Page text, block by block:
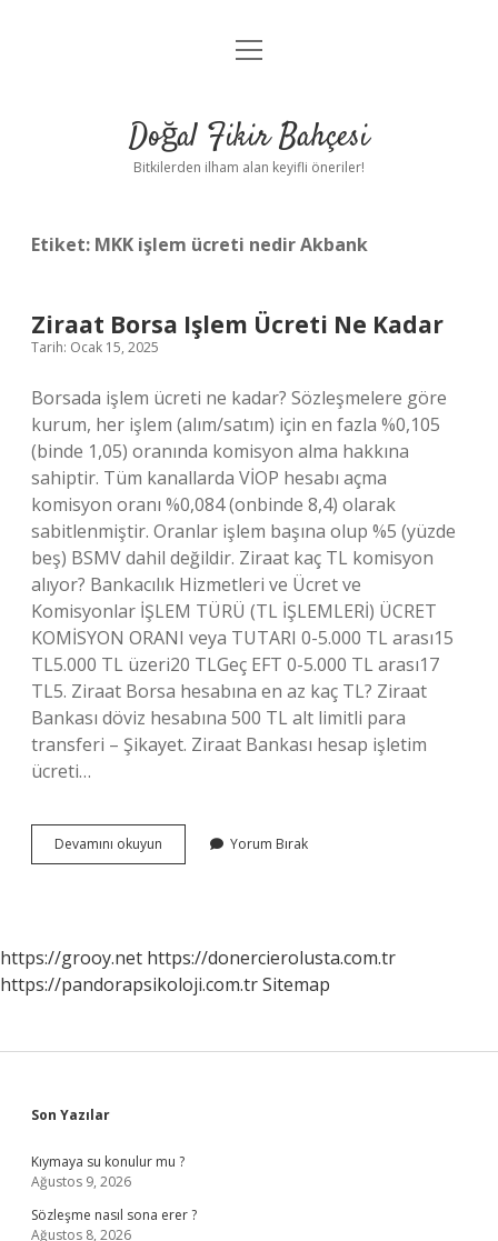
Anasayfa
Yasal Uyarı
menüyü
Doğal Fikir Bahçesi
Bitkilerden ilham alan keyifli öneriler!
Etiket: MKK işlem ücreti nedir Akbank
Ziraat Borsa Işlem Ücreti Ne Kadar
Tarih: Ocak 15, 2025
Borsada işlem ücreti ne kadar? Sözleşmelere göre
kurum, her işlem (alım/satım) için en fazla %0,105
(binde 1,05) oranında komisyon alma hakkına
sahiptir. Tüm kanallarda VİOP hesabı açma
komisyon oranı %0,084 (onbinde 8,4) olarak
sabitlenmiştir. Oranlar işlem başına olup %5 (yüzde
beş) BSMV dahil değildir. Ziraat kaç TL komisyon
alıyor? Bankacılık Hizmetleri ve Ücret ve
Komisyonlar İŞLEM TÜRÜ (TL İŞLEMLERİ) ÜCRET
KOMİSYON ORANI veya TUTARI 0-5.000 TL arası15
TL5.000 TL üzeri20 TLGeç EFT 0-5.000 TL arası17
TL5. Ziraat Borsa hesabına en az kaç TL? Ziraat
Bankası döviz hesabına 500 TL alt limitli para
transferi – Şikayet. Ziraat Bankası hesap işletim
ücreti…
Devamını okuyun
Borsa
Yorum Bırak
https://grooy.net https://donercierolusta.com.tr
https://pandorapsikoloji.com.trSitemap
Sidebar
Son Yazılar
Kıymaya su konulur mu ?
Ağustos 9, 2026
Sözleşme nasıl sona erer ?
Ağustos 8, 2026